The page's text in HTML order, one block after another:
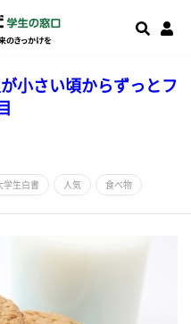
小さい頃からずっとフ
学生白書 人気 食べ物